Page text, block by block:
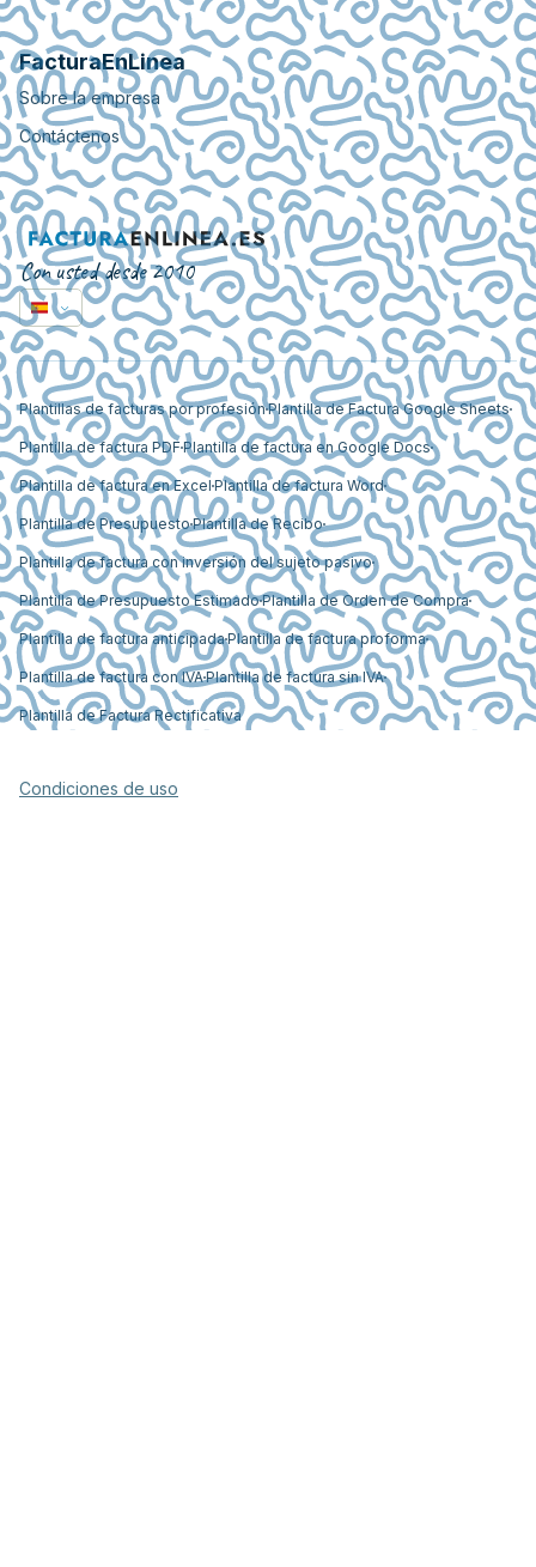
FacturaEnLinea
Sobre la empresa
Contáctenos
Con usted desde 2010
Plantillas de facturas por profesiónPlantilla de Factura Google Sheets
Plantilla de factura PDF Plantilla de factura en Google Docs
Plantilla de factura en Excel Plantilla de factura Word
Plantilla de PresupuestoPlantilla de Recibo
Plantilla de factura con inversión del sujeto pasivo
Plantilla de Presupuesto EstimadoPlantilla de Orden de Compra
Plantilla de factura anticipadaPlantilla de factura proforma
Plantilla de factura con IVAPlantilla de factura sin IVA
Plantilla de Factura Rectificativa
Condiciones de uso